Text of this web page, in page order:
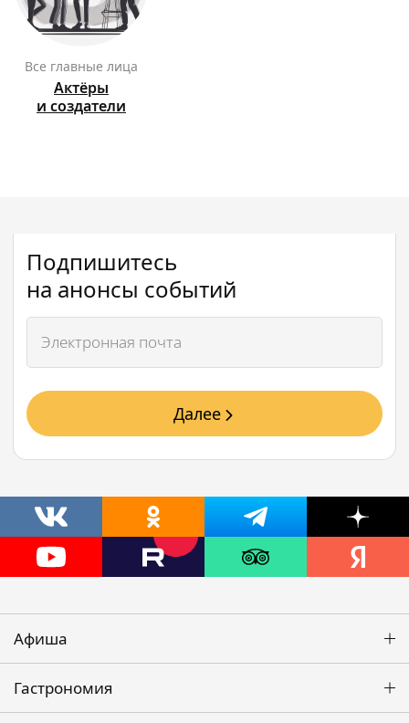
Все главные лица
Актёры
и создатели
Подпишитесь
на анонсы событий
Далее
Афиша
Гастрономия